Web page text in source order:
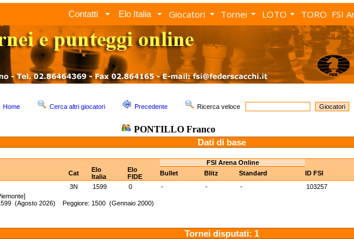
Contatti Elo Italia Giocatori Tornei LOTO TORO FSI
Home Cerca altri giocatori Precedente Ricerca veloce
PONTILLO Franco
Dati di base
FSI Arena Online
Cat
Elo
Italia
Elo
FIDE
Bullet Blitz Standard ID FSI
3N 1599 0 - - - 103257
(Agosto 2026) Peggiore: 1500 (Gennaio 2000)
Tornei disputati: 1